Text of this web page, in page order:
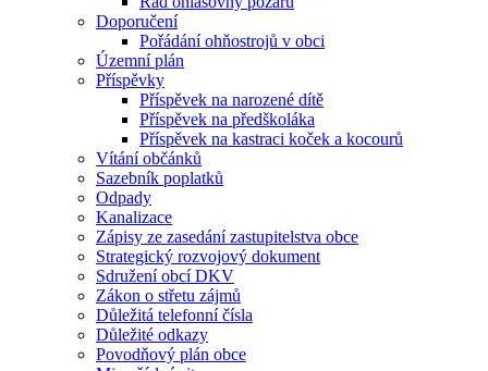
Doporučení
Pořádání ohňostrojů v obci
Územní plán
Příspěvky
Příspěvek na narozené dítě
Příspěvek na předškoláka
Příspěvek na kastraci koček a kocourů
Vítání občánků
Sazebník poplatků
Odpady
Kanalizace
Zápisy ze zasedání zastupitelstva obce
Strategický rozvojový dokument
Sdružení obcí DKV
Zákon o střetu zájmů
Důležitá telefonní čísla
Důležité odkazy
Povodňový plán obce